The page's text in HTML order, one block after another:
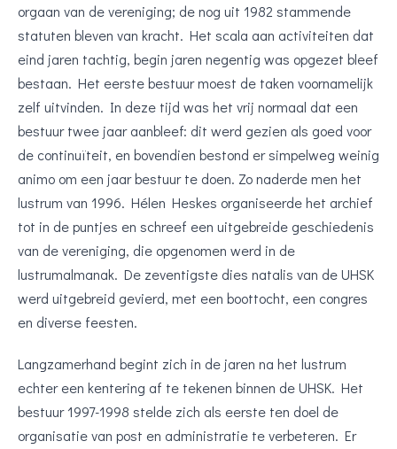
orgaan van de vereniging; de nog uit 1982 stammende
statuten bleven van kracht. Het scala aan activiteiten dat
eind jaren tachtig, begin jaren negentig was opgezet bleef
bestaan. Het eerste bestuur moest de taken voornamelijk
zelf uitvinden. In deze tijd was het vrij normaal dat een
bestuur twee jaar aanbleef: dit werd gezien als goed voor
de continuïteit, en bovendien bestond er simpelweg weinig
animo om een jaar bestuur te doen. Zo naderde men het
lustrum van 1996. Hélen Heskes organiseerde het archief
tot in de puntjes en schreef een uitgebreide geschiedenis
van de vereniging, die opgenomen werd in de
lustrumalmanak. De zeventigste dies natalis van de UHSK
werd uitgebreid gevierd, met een boottocht, een congres
en diverse feesten.
Langzamerhand begint zich in de jaren na het lustrum
echter een kentering af te tekenen binnen de UHSK. Het
bestuur 1997-1998 stelde zich als eerste ten doel de
organisatie van post en administratie te verbeteren. Er